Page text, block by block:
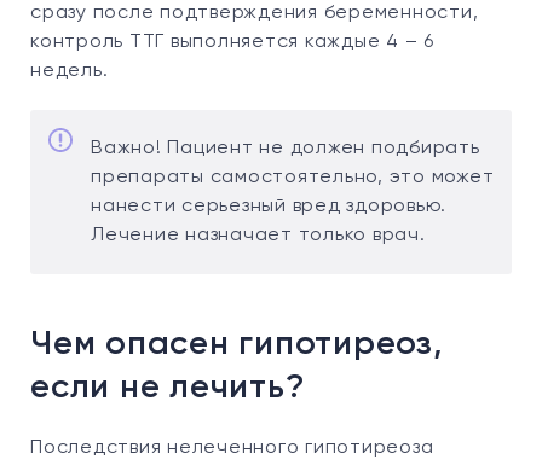
сразу после подтверждения беременности,
контроль ТТГ выполняется каждые 4 – 6
недель.
Важно! Пациент не должен подбирать
препараты самостоятельно, это может
нанести серьезный вред здоровью.
Лечение назначает только врач.
Чем опасен гипотиреоз,
если не лечить?
Последствия нелеченного гипотиреоза